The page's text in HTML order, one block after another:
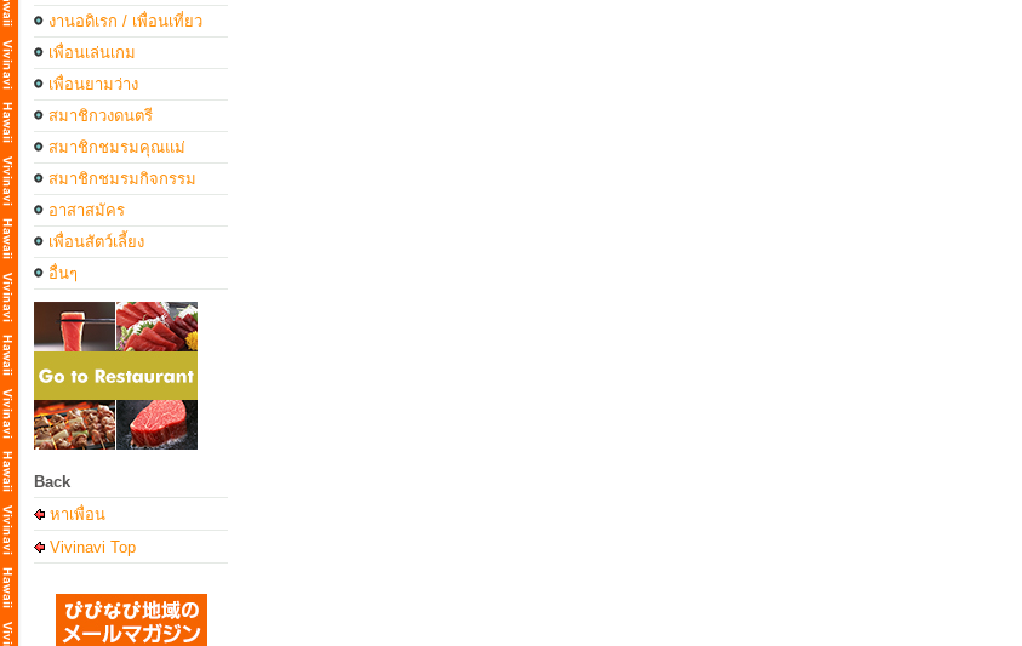
งานอดิเรก / เพื่อนเที่ยว
เพื่อนเล่นเกม
เพื่อนยามว่าง
สมาชิกวงดนตรี
สมาชิกชมรมคุณแม่
สมาชิกชมรมกิจกรรม
อาสาสมัคร
เพื่อนสัตว์เลี้ยง
อื่นๆ
Back
หาเพื่อน
Vivinavi Top